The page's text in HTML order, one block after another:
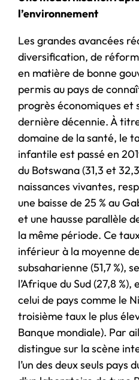
l’environnement
Les grandes avancées
diversification, de
en matière de bonne
permis au pays de
progrès économiques et
dernière décennie. À
domaine de la santé, le
infantile est passé en
du Botswana (31,3 et
naissances vivantes,
une baisse de 25 % au
et une hausse parallèle
la même période. Ce
inférieur à la moyenne
subsaharienne (51,7 %),
l’Afrique du Sud (27,8
celui de pays comme le
troisième taux le plus
Banque mondiale). Par
distingue sur la scène
l’un des deux seuls pays